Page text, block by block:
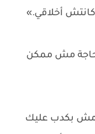
أخلاقي.»
حاجة مش ممكن
مش بكدب عليك